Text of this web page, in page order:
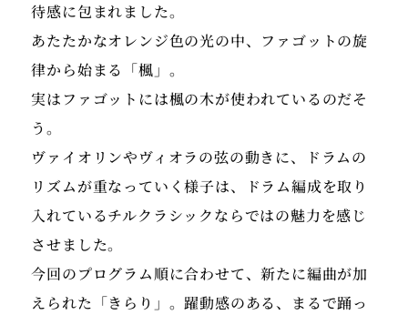
待感に包まれました。
あたたかなオレンジ色の光の中、ファゴットの旋
律から始まる「楓」。
実はファゴットには楓の木が使われているのだそ
う。
ヴァイオリンやヴィオラの弦の動きに、ドラムの
リズムが重なっていく様子は、ドラム編成を取り
入れているチルクラシックならではの魅力を感じ
させました。
今回のプログラム順に合わせて、新たに編曲が加
えられた「きらり」。躍動感のある、まるで踊っ